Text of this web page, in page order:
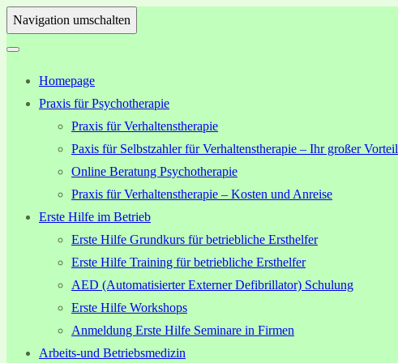
Navigation umschalten
Homepage
Praxis für Psychotherapie
Praxis für Verhaltenstherapie
Paxis für Selbstzahler für Verhaltenstherapie – Ihr großer Vorteil
Online Beratung Psychotherapie
Praxis für Verhaltenstherapie – Kosten und Anreise
Erste Hilfe im Betrieb
Erste Hilfe Grundkurs für betriebliche Ersthelfer
Erste Hilfe Training für betriebliche Ersthelfer
AED (Automatisierter Externer Defibrillator) Schulung
Erste Hilfe Workshops
Anmeldung Erste Hilfe Seminare in Firmen
Arbeits-und Betriebsmedizin